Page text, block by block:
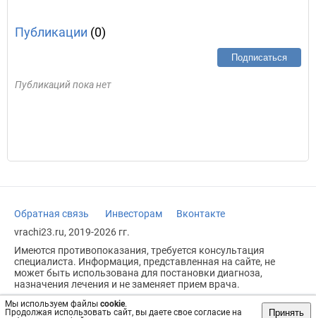
Мы используем файлы cookie.
Продолжая использовать сайт, вы даете свое согласие на
Принять
Публикации (0)
Подписаться
Публикаций пока нет
Обратная связь Инвесторам
Вконтакте
vrachi23.ru, 2019-2026 гг.
Имеются противопоказания, требуется консультация
специалиста. Информация, представленная на сайте, не
может быть использована для постановки диагноза,
назначения лечения и не заменяет прием врача.
Возрастное ограничение: 18+